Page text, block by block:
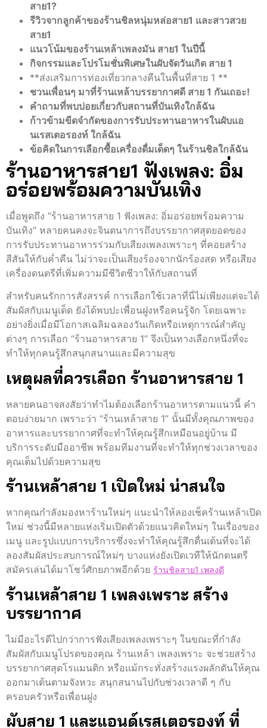
สาย1?
รีวิวจากลูกค้าของร้านชิลหนุ่มหล่อสาย1 และสาวสวย
สาย1
แนวโน้มของร้านเหล้าเพลงมัน สาย1 ในปีนี้
กิจกรรมและโปรโมชั่นพิเศษในผับจัดวันเกิด สาย 1
**ส่งเสริมการท่องเที่ยวกลางคืนในพื้นที่สาย 1 **
ชวนเพื่อนๆ มาที่ร้านเหล้าบรรยากาศดี สาย 1 กันเถอะ!
คำถามที่พบบ่อยเกี่ยวกับสถานที่บันเทิงใกล้ฉัน
ก้าวข้ามขีดจำกัดของการรับประทานอาหารในผับแอ
นเรสเตอรองท์ ใกล้ฉัน
ข้อคิดในการเลือกซื้อเครื่องดื่มเด็ดๆ ในร้านชิลใกล้ฉัน
ร้านอาหารสาย1 ฟังเพลง: อิ่ม
อร่อยพร้อมความบันเทิง
เมื่อพูดถึง “ร้านอาหารสาย 1 ฟังเพลง: อิ่มอร่อยพร้อมความ
บันเทิง” หลายคนคงจะจินตนาการถึงบรรยากาศสุดยอดของ
การรับประทานอาหารร่วมกับเสียงเพลงเพราะๆ ที่คอยสร้าง
สีสันให้กับค่ำคืน ไม่ว่าจะเป็นเสียงร้องจากนักร้องสด หรือเสียง
เครื่องดนตรีที่เพิ่มความมีชีวิตชีวาให้กับสถานที่
สำหรับคนรักการสังสรรค์ การเลือกใช้เวลาที่นี่ไม่เพียงแต่จะได้
สัมผัสกับเมนูเด็ด ยังได้พบปะเพื่อนฝูงหรือคนรู้จัก โดยเฉพาะ
อย่างยิ่งเมื่อมีโอกาสเฉลิมฉลองวันเกิดหรือเหตุการณ์สำคัญ
ต่างๆ การเลือก “ร้านอาหารสาย 1” จึงเป็นทางเลือกหนึ่งที่จะ
ทำให้ทุกคนรู้สึกสนุกสนานและมีความสุข
เหตุผลที่ควรเลือก ร้านอาหารสาย 1
หลายคนอาจสงสัยว่าทำไมต้องเลือกร้านอาหารตามแนวนี้ คำ
ตอบง่ายมาก เพราะว่า “ร้านเหล้าสาย 1” นั้นมีทั้งคุณภาพของ
อาหารและบรรยากาศที่จะทำให้คุณรู้สึกเหมือนอยู่บ้าน มี
บริการระดับมืออาชีพ พร้อมทีมงานที่จะทำให้ทุกช่วงเวลาของ
คุณเต็มไปด้วยความสุข
ร้านเหล้าสาย 1 เปิดใหม่ น่าสนใจ
หากคุณกำลังมองหาร้านใหม่ๆ แนะนำให้ลองเช็คร้านเหล้าเปิด
ใหม่ ช่วงนี้มีหลายแห่งเริ่มเปิดตัวด้วยแนวคิดใหม่ๆ ในเรื่องของ
เมนู และรูปแบบการบริการซึ่งจะทำให้คุณรู้สึกตื่นเต้นที่จะได้
ลองสัมผัสประสบการณ์ใหม่ๆ บางแห่งยังเปิดเวทีให้นักดนตรี
สมัครเล่นได้มาโชว์ศักยภาพอีกด้วย ร้านชิลสาย1 เพลงดี
ร้านเหล้าสาย 1 เพลงเพราะ สร้าง
บรรยากาศ
ไม่มีอะไรดีไปกว่าการฟังเสียงเพลงเพราะๆ ในขณะที่กำลัง
สัมผัสกับเมนูโปรดของคุณ ร้านเหล้า เพลงเพราะ จะช่วยสร้าง
บรรยากาศสุดโรแมนติก หรือแม้กระทั่งสร้างแรงผลักดันให้คุณ
ออกมาเต้นตามจังหวะ สนุกสนานไปกับช่วงเวลาดี ๆ กับ
ครอบครัวหรือเพื่อนฝูง
ผับสาย 1 และแอนด์เรสเตอรองท์ ที่